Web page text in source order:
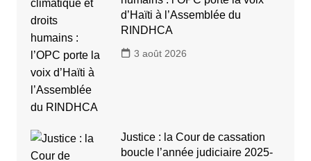
d’Haïti à l’Assemblée du
RINDHCA
3 août 2026
Justice : la Cour de cassation
boucle l’année judiciaire 2025-